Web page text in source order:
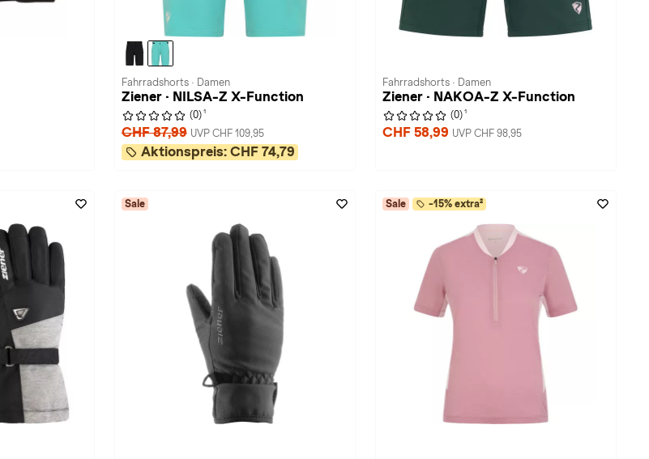
Fahrradshorts · Damen
Ziener · NILSA-Z X-Function
(0) 1
CHF 87,99 UVP CHF 109,95
Aktionspreis: CHF 74,79
Fahrradshorts · Damen
Ziener · NAKOA-Z X-Function
(0) 1
CHF 58,99 UVP CHF 98,95
Sale Sale -15% extra²